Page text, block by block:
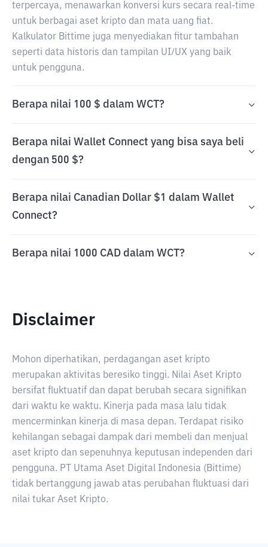
terpercaya, menawarkan konversi kurs secara real-time
untuk berbagai aset kripto dan mata uang fiat.
Kalkulator Bittime juga menyediakan fitur tambahan
seperti data historis dan tampilan UI/UX yang baik
untuk pengguna.
Berapa nilai 100 $ dalam WCT?
Berapa nilai Wallet Connect yang bisa saya beli
dengan 500 $?
Berapa nilai Canadian Dollar $1 dalam Wallet
Connect?
Berapa nilai 1000 CAD dalam WCT?
Disclaimer
Mohon diperhatikan, perdagangan aset kripto
merupakan aktivitas beresiko tinggi. Nilai Aset Kripto
bersifat fluktuatif dan dapat berubah secara signifikan
dari waktu ke waktu. Kinerja pada masa lalu tidak
mencerminkan kinerja di masa depan. Terdapat risiko
kehilangan sebagai dampak dari membeli dan menjual
aset kripto dan sepenuhnya keputusan independen dari
pengguna. PT Utama Aset Digital Indonesia (Bittime)
tidak bertanggung jawab atas perubahan fluktuasi dari
nilai tukar Aset Kripto.